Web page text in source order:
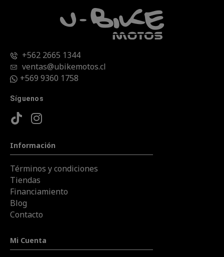
+562 2665 1344
ventas@ubikemotos.cl
+569 9360 1758
Síguenos
Información
Términos y condiciones
Tiendas
Financiamiento
Blog
Contacto
Mi Cuenta